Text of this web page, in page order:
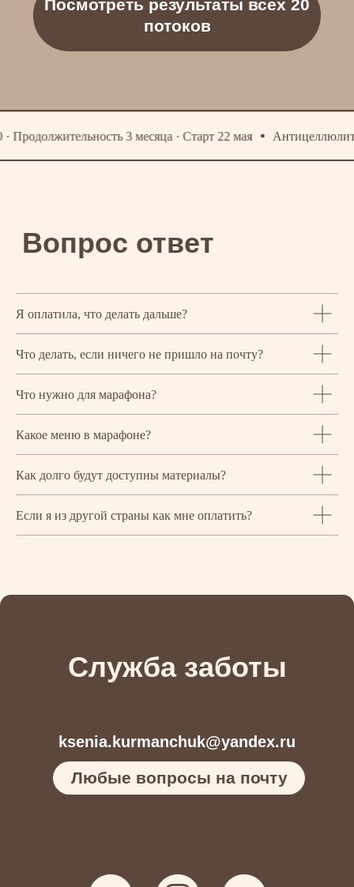
3 месяца · Старт 22 мая
Я оплатила, что делать дальше?
Что делать, если ничего не пришло на почту?
Что нужно для марафона?
Какое меню в марафоне?
Как долго будут доступны материалы?
Если я из другой страны как мне оплатить?